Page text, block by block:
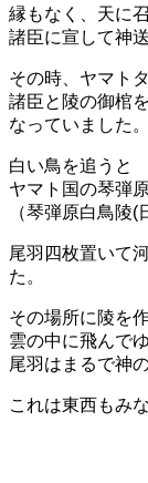
縁もなく、天に
諸臣に宣して神
その時、ヤマト
諸臣と陵の御棺
なっていました。
白い鳥を追うと
ヤマト国の琴弾
（琴弾原白鳥陵
尾羽四枚置いて
た。
その場所に陵を
雲の中に飛んで
尾羽はまるで神
これは東西もみ